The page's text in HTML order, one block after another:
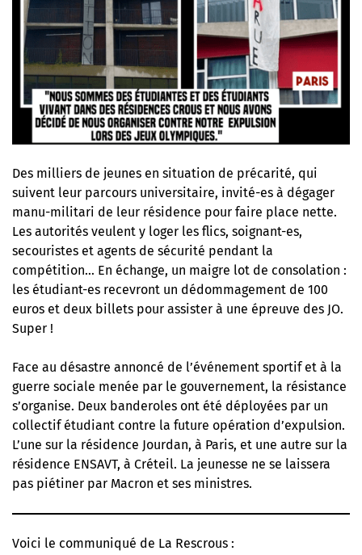
Des milliers de jeunes en situation de précarité, qui
suivent leur parcours universitaire, invité-es à dégager
manu-militari de leur résidence pour faire place nette.
Les autorités veulent y loger les flics, soignant-es,
secouristes et agents de sécurité pendant la
compétition… En échange, un maigre lot de consolation :
les étudiant-es recevront un dédommagement de 100
euros et deux billets pour assister à une épreuve des JO.
Super !
Face au désastre annoncé de l’événement sportif et à la
guerre sociale menée par le gouvernement, la résistance
s’organise. Deux banderoles ont été déployées par un
collectif étudiant contre la future opération d’expulsion.
L’une sur la résidence Jourdan, à Paris, et une autre sur la
résidence ENSAVT, à Créteil. La jeunesse ne se laissera
pas piétiner par Macron et ses ministres.
Voici le communiqué de La Rescrous :